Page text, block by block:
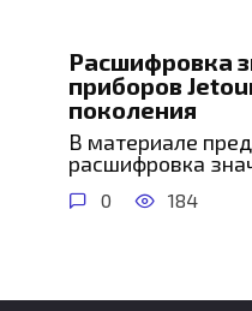
Расшифровка
приборов
поколения
В материале
расшифровка
0 184